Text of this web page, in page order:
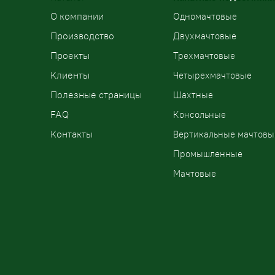
О компании
Производство
Проекты
Клиенты
Полезные страницы
FAQ
Контакты
Одномачтовые
Двухмачтовые
Трехмачтовые
Четырехмачтовые
Шахтные
Консольные
Вертикальные
Промышленные
Мачтовые